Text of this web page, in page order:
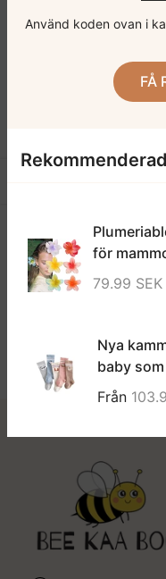
Använd koden ovan i
FÅ
för
79.99 SEK
Nya
baby
Från